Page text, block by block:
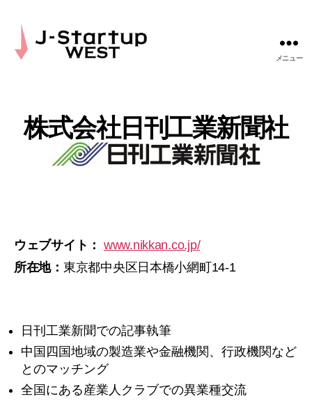
メニュー
株式会社日刊工業新聞社
ウェブサイト： www.nikkan.co.jp/
所在地： 東京都中央区日本橋小網町14-1
日刊工業新聞での記事執筆
中国四国地域の製造業や金融機関、行政機関など
とのマッチング
全国にある産業人クラブでの異業種交流